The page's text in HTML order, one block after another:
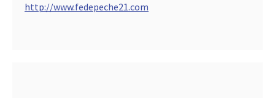
http://www.fedepeche21.com